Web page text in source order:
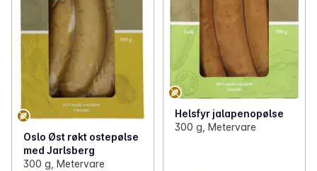
Oslo Øst røkt ostepølse
med Jarlsberg
300 g, Metervare
Helsfyr jalapenopølse
300 g, Metervare